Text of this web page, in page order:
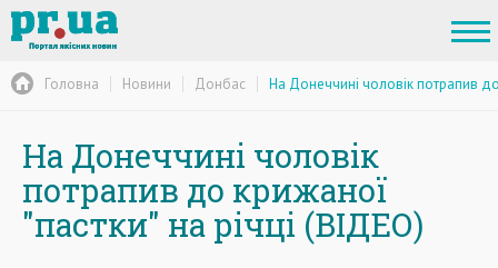
Головна Новини Донбас На Донеччині чоловік потрапив
На Донеччині чоловік
потрапив до крижаної
"пастки" на річці (ВІДЕО)